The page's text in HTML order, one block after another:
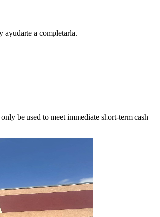
ayudarte a completarla.
be used to meet immediate short-term cash